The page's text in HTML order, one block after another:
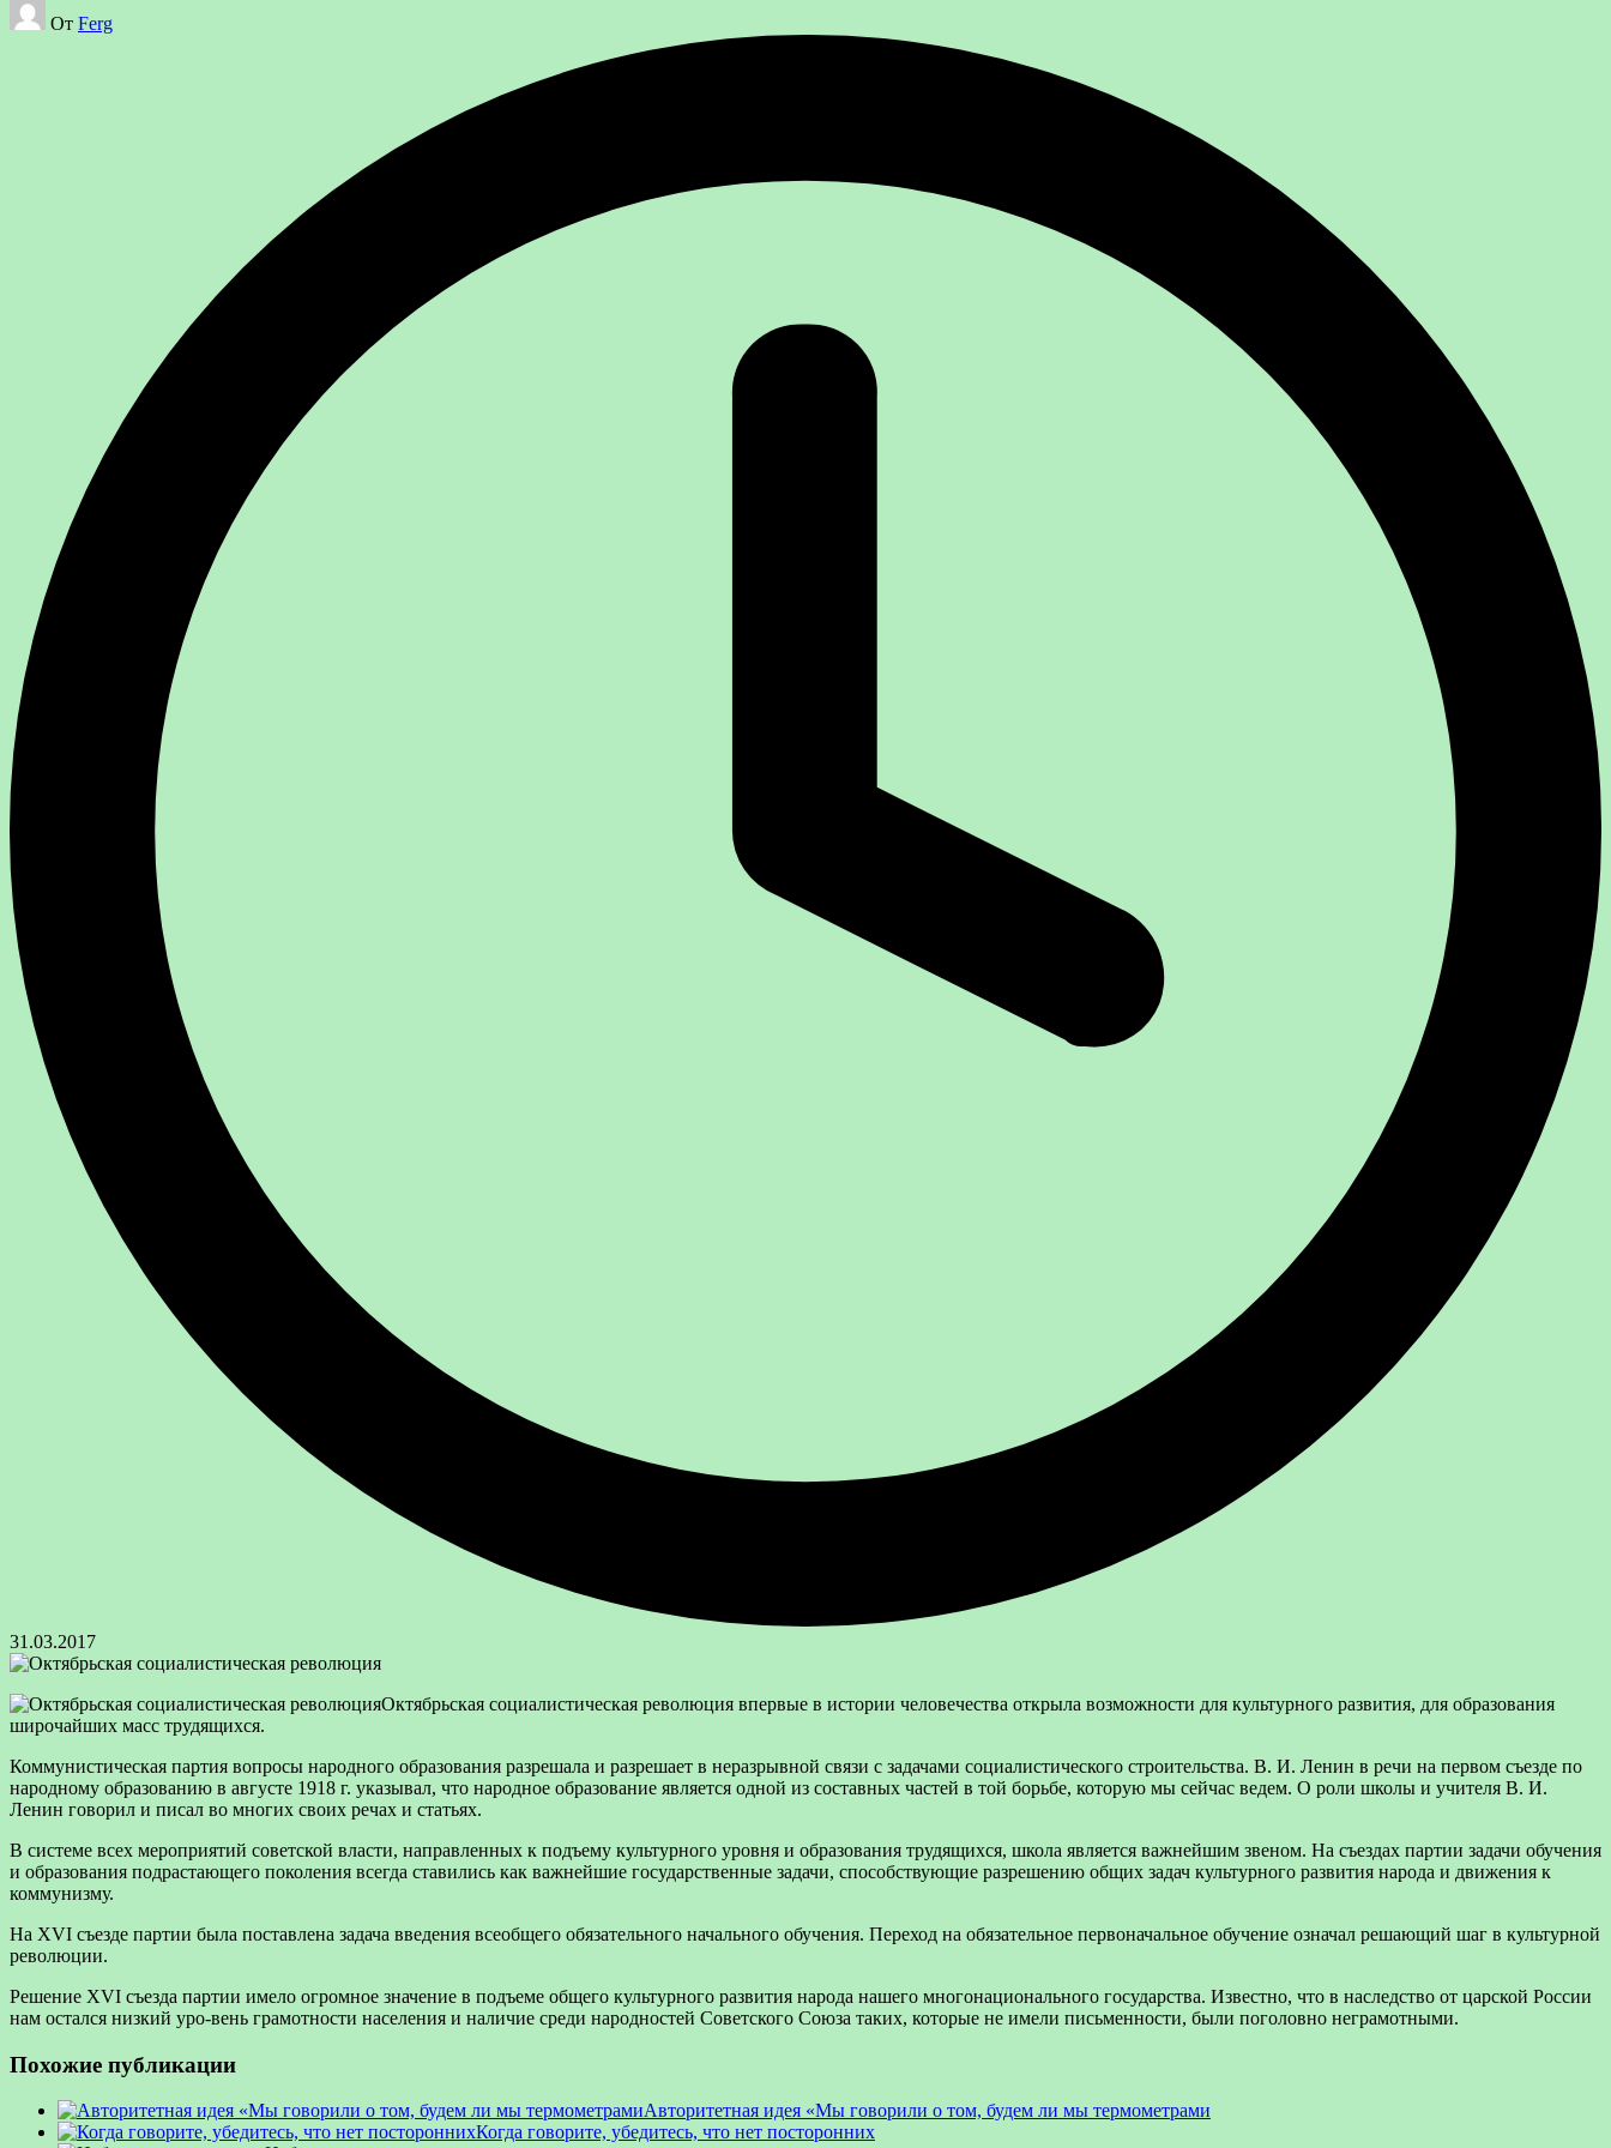
от
От Ferg
31.03.2017
Октябрьская социалистическая революция впервые в истории человечества открыла возможности для культурного развития, для образования
широчайших масс трудящихся.
Коммунистическая партия вопросы народного образования разрешала и разрешает в неразрывной связи с задачами социалистического строительства. В. И. Ленин в речи на первом съезде по
народному образованию в августе 1918 г. указывал, что народное образование является одной из составных частей в той борьбе, которую мы сейчас ведем. О роли школы и учителя В. И.
Ленин говорил и писал во многих своих речах и статьях.
В системе всех мероприятий советской власти, направленных к подъему культурного уровня и образования трудящихся, школа является важнейшим звеном. На съездах партии задачи обучения
и образования подрастающего поколения всегда ставились как важнейшие государственные задачи, способствующие разрешению общих задач культурного развития народа и движения к
коммунизму.
На XVI съезде партии была поставлена задача введения всеобщего обязательного начального обучения. Переход на обязательное первоначальное обучение означал решающий шаг в культурной
революции.
Решение XVI съезда партии имело огромное значение в подъеме общего культурного развития народа нашего многонационального государства. Известно, что в наследство от царской России
нам остался низкий уро-вень грамотности населения и наличие среди народностей Советского Союза таких, которые не имели письменности, были поголовно неграмотными.
Похожие публикации
Авторитетная идея «Мы говорили о том, будем ли мы термометрами
Когда говорите, убедитесь, что нет посторонних